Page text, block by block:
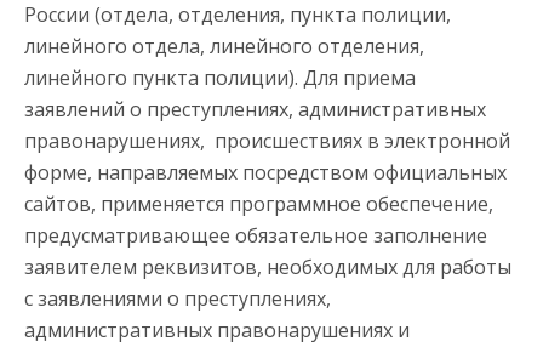
России (отдела, отделения, пункта полиции,
линейного отдела, линейного отделения,
линейного пункта полиции). Для приема
заявлений о преступлениях, административных
правонарушениях, происшествиях в электронной
форме, направляемых посредством официальных
сайтов, применяется программное обеспечение,
предусматривающее обязательное заполнение
заявителем реквизитов, необходимых для работы
с заявлениями о преступлениях,
административных правонарушениях и